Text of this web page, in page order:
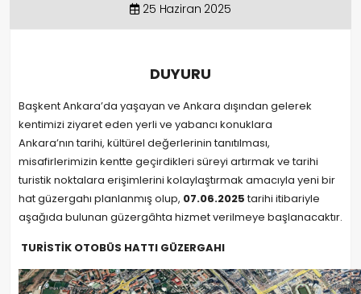
25 Haziran 2025
DUYURU
Başkent Ankara’da yaşayan ve Ankara dışından gelerek
kentimizi ziyaret eden yerli ve yabancı konuklara
Ankara’nın tarihi, kültürel değerlerinin tanıtılması,
misafirlerimizin kentte geçirdikleri süreyi artırmak ve tarihi
turistik noktalara erişimlerini kolaylaştırmak amacıyla yeni bir
hat güzergahı planlanmış olup, 07.06.2025tarihi itibariyle
aşağıda bulunan güzergâhta hizmet verilmeye başlanacaktır.
TURİSTİK OTOBÜS HATTI GÜZERGAHI